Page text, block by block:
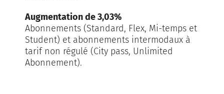
Augmentation de 3,03%
Abonnements (Standard, Flex, Mi-temps et
Student) et abonnements intermodaux à
tarif non régulé (City pass, Unlimited
Abonnement).